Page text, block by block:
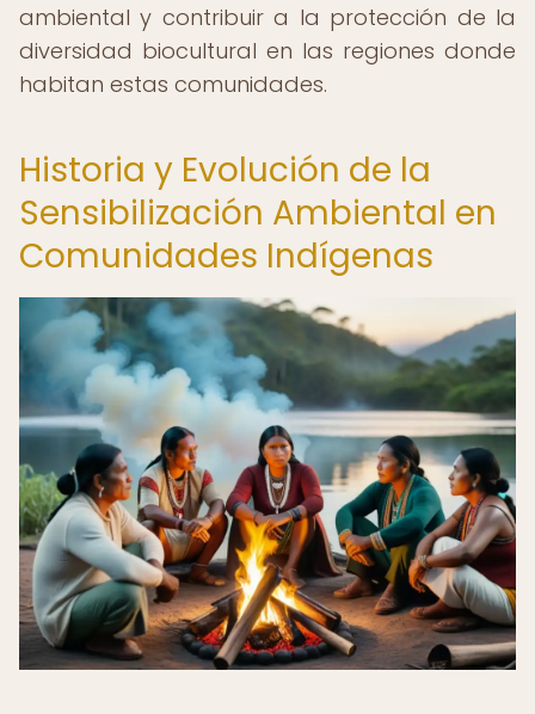
ambiental y contribuir a la protección de la
diversidad biocultural en las regiones donde
habitan estas comunidades.
Historia y Evolución de la
Sensibilización Ambiental en
Comunidades Indígenas